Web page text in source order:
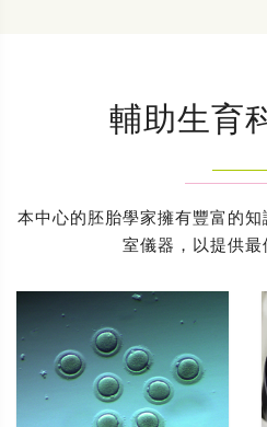
輔助生育
本中心的胚胎學家擁有豐富的
室儀器，以提供最